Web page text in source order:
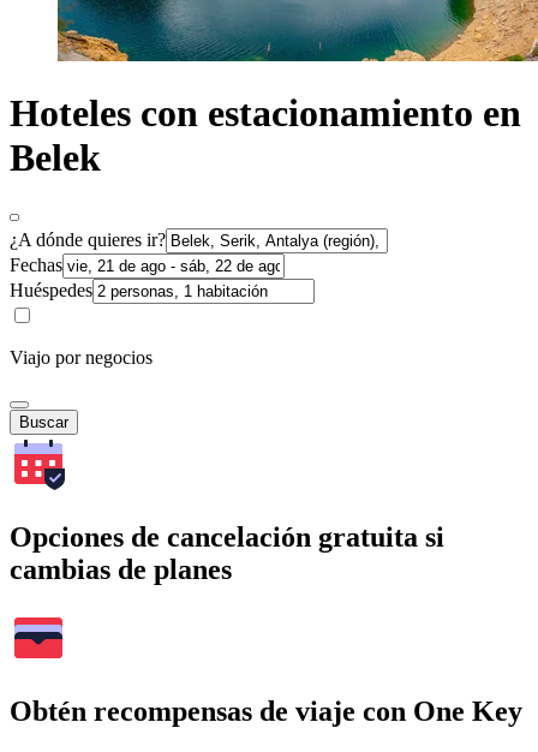
Hoteles con estacionamiento en
Belek
¿A dónde quieres ir?
Fechas
Huéspedes
Viajo por negocios
Buscar
Opciones de cancelación gratuita si
cambias de planes
Obtén recompensas de viaje con One Key